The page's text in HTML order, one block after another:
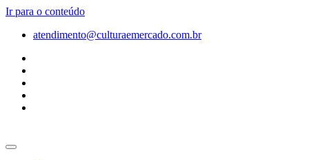
Ir para o conteúdo
atendimento@culturaemercado.com.br